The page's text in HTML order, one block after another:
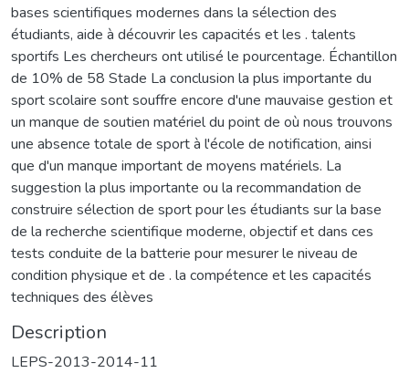
bases scientifiques modernes dans la sélection des
étudiants, aide à découvrir les capacités et les . talents
sportifs Les chercheurs ont utilisé le pourcentage. Échantillon
de 10% de 58 Stade La conclusion la plus importante du
sport scolaire sont souffre encore d'une mauvaise gestion et
un manque de soutien matériel du point de où nous trouvons
une absence totale de sport à l'école de notification, ainsi
que d'un manque important de moyens matériels. La
suggestion la plus importante ou la recommandation de
construire sélection de sport pour les étudiants sur la base
de la recherche scientifique moderne, objectif et dans ces
tests conduite de la batterie pour mesurer le niveau de
condition physique et de . la compétence et les capacités
techniques des élèves
Description
LEPS-2013-2014-11